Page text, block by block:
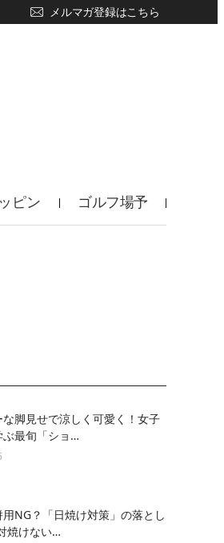
ピン ゴルフ場予
メルマガ登録はこちら
脚見せで涼しく可愛く！女子
ぶ最旬「ショ…
NG？「日焼け対策」の落とし
焼けない…